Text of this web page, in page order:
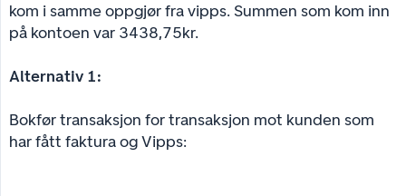
kom i samme oppgjør fra vipps. Summen som kom inn
på kontoen var 3438,75kr.
Alternativ 1:
Bokfør transaksjon for transaksjon mot kunden som
har fått faktura og Vipps: